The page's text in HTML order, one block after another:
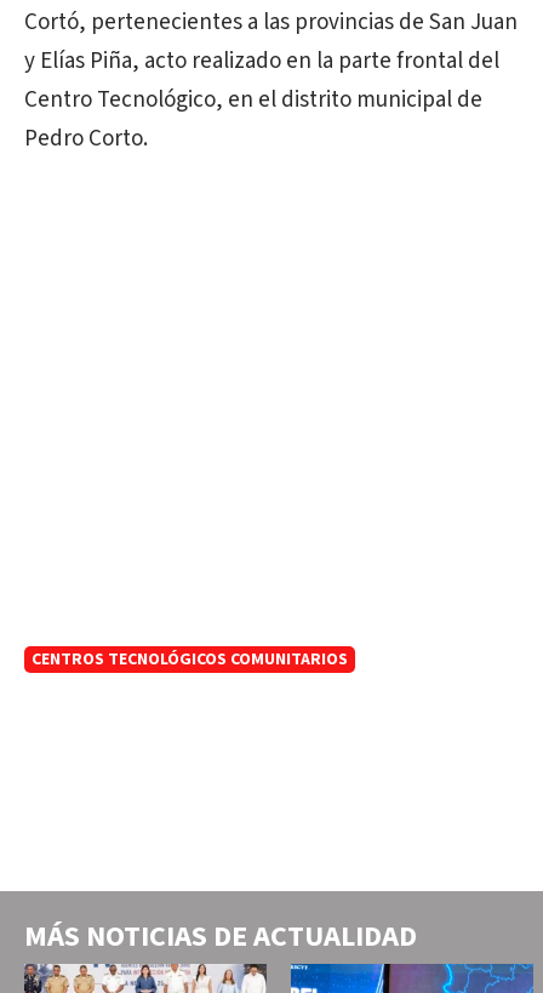
Cortó, pertenecientes a las provincias de San Juan
y Elías Piña, acto realizado en la parte frontal del
Centro Tecnológico, en el distrito municipal de
Pedro Corto.
CENTROS TECNOLÓGICOS COMUNITARIOS
MÁS NOTICIAS DEACTUALIDAD